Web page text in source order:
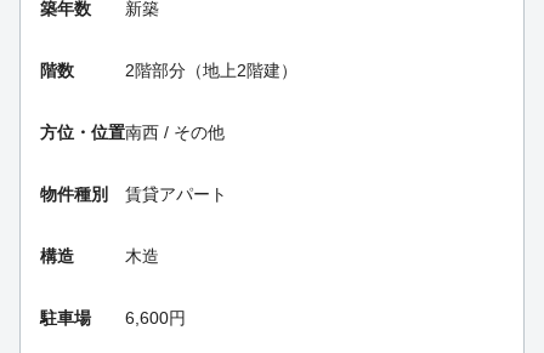
築年数 新築
階数 2階部分（地上2階建）
方位・位置南西 / その他
物件種別 賃貸アパート
構造 木造
駐車場 6,600円